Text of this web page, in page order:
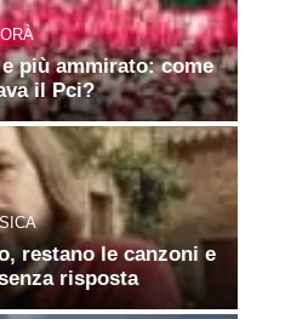
più ammirato: come
il Pci?
restano le canzoni e
risposta